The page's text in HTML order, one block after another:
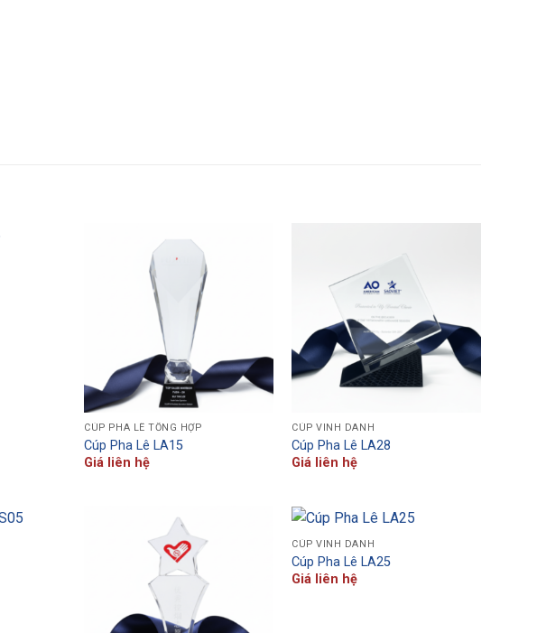
CÚP PHA LÊ TỔNG HỢP
Cúp Pha Lê LA15
Giá liên hệ
CÚP VINH DANH
Cúp Pha Lê LA28
Giá liên hệ
CÚP VINH DANH
Cúp Pha Lê LA25
Giá liên hệ